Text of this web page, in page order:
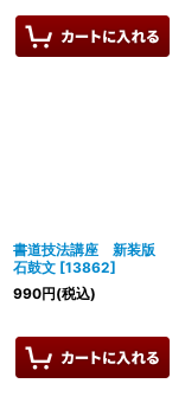
書道技法講座 新装版
石鼓文 [13862]
990円(税込)